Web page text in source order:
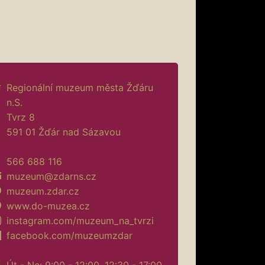
Regionální muzeum města Žďáru
n.S.
Tvrz 8
591 01 Žďár nad Sázavou
566 688 116
muzeum@zdarns.cz
muzeum.zdar.cz
www.do-muzea.cz
instagram.com/muzeum_na_tvrzi
facebook.com/muzeumzdar